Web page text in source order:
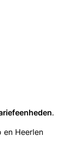
.
en Heerlen